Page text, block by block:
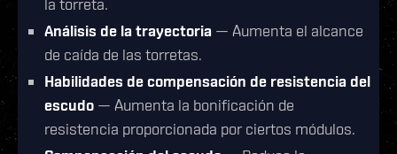
la torreta.
Análisis de la trayectoria — Aumenta el alcance
de caída de las torretas.
Habilidades de compensación de resistencia del
escudo — Aumenta la bonificación de
resistencia proporcionada por ciertos módulos.